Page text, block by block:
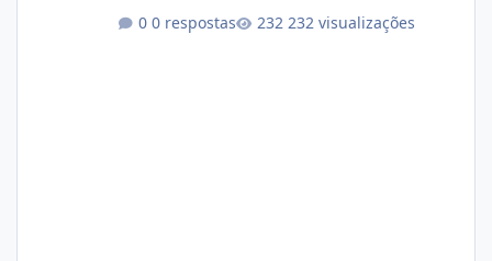
autorizado a usasr o isistem:
0 respostas 232 visualizações